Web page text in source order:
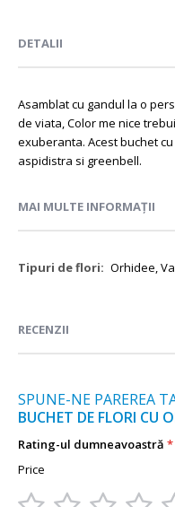
DETALII
Asamblat cu gandul la o
de viata, Color me nice
exuberanta. Acest buchet
aspidistra si greenbell.
MAI MULTE INFORMAȚII
Mai
Orhidee,
RECENZII
SPUNE-NE PAREREA
BUCHET DE FLORI CU
Rating-ul dumneavoastră
Price